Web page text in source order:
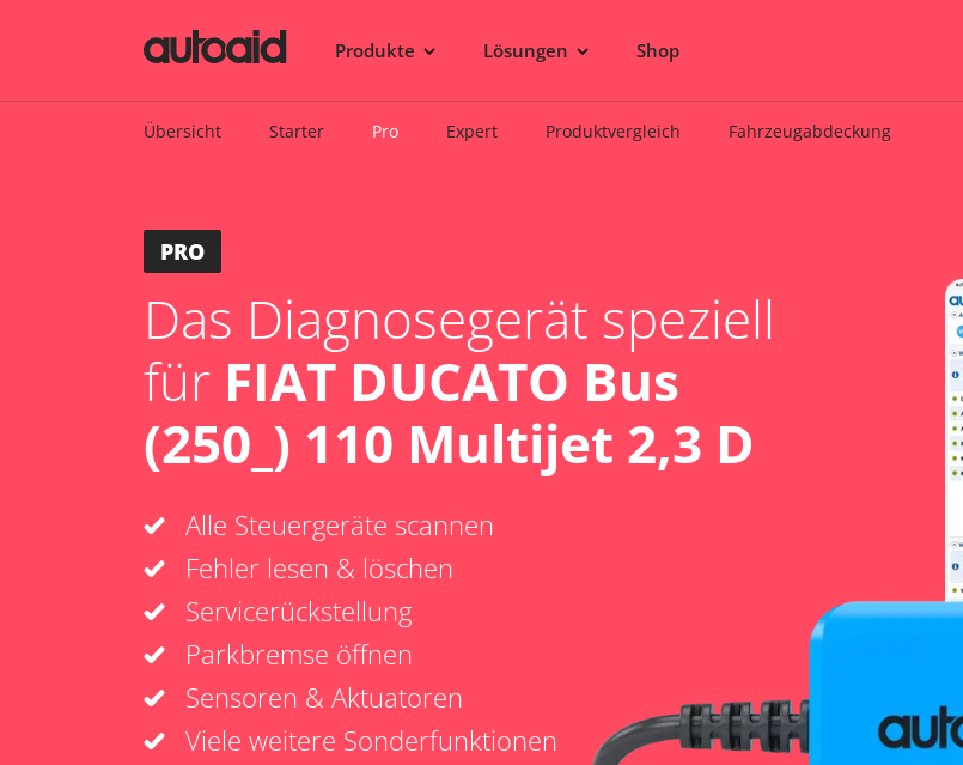
Produkte Lösungen Shop
Übersicht Starter Pro Expert Produktvergleich Fahrzeugabdeckung
PRO
Das Diagnosegerät speziell
für FIAT DUCATO Bus
(250_) 110 Multijet 2,3 D
Alle Steuergeräte scannen
Fehler lesen & löschen
Servicerückstellung
Parkbremse öffnen
Sensoren & Aktuatoren
Viele weitere Sonderfunktionen